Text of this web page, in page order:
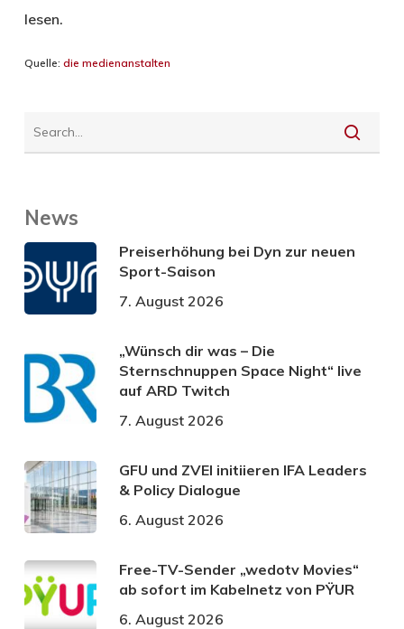
lesen.
Quelle: die medienanstalten
News
Preiserhöhung bei Dyn zur neuen
Sport-Saison
7. August 2026
„Wünsch dir was – Die
Sternschnuppen Space Night“ live
auf ARD Twitch
7. August 2026
GFU und ZVEI initiieren IFA Leaders
& Policy Dialogue
6. August 2026
Free-TV-Sender „wedotv Movies“
ab sofort im Kabelnetz von PŸUR
6. August 2026